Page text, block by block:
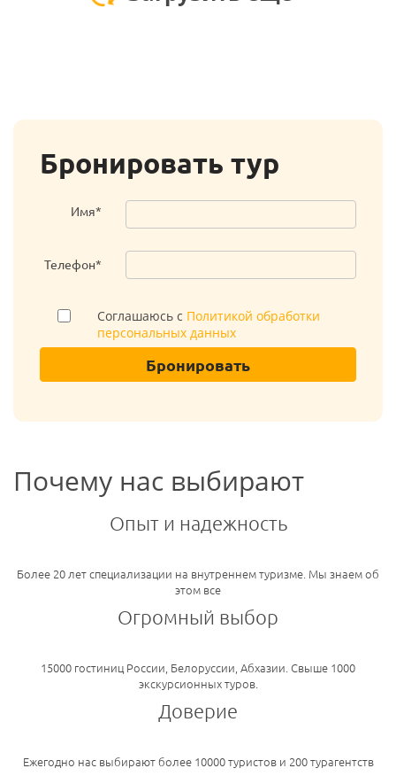
Бронировать тур
Имя*
Телефон*
Соглашаюсь с Политикой обработки
персональных данных
Бронировать
Почему нас выбирают
Опыт и надежность
Более 20 лет специализации на внутреннем туризме. Мы знаем об
этом все
Огромный выбор
15000 гостиниц России, Белоруссии, Абхазии. Свыше 1000
экскурсионных туров.
Доверие
Ежегодно нас выбирают более 10000 туристов и 200 турагентств